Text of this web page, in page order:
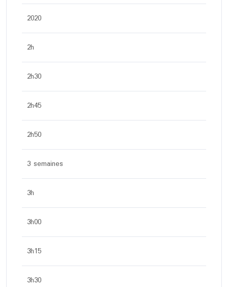
2020
2h
2h30
2h45
2h50
3 semaines
3h
3h00
3h15
3h30